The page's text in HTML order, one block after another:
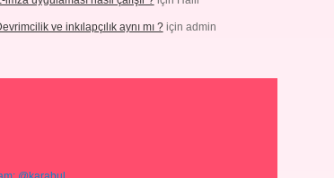
ve inkılapçılık aynı mı ?için admin